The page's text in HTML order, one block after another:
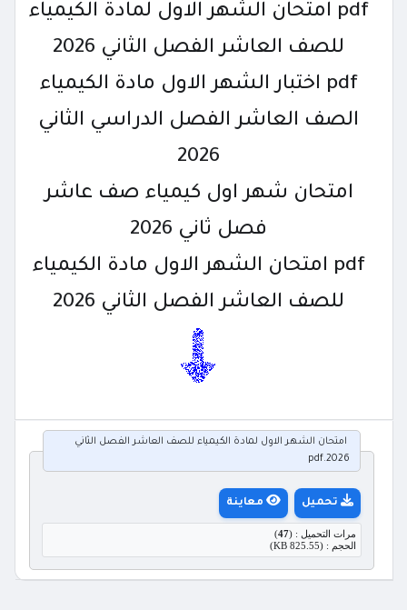
pdf امتحان الشهر الاول لمادة الكيمياء
للصف العاشر الفصل الثاني 2026
pdf اختبار الشهر الاول مادة الكيمياء
الصف العاشر الفصل الدراسي الثاني
2026
امتحان شهر اول كيمياء صف عاشر
فصل ثاني 2026
pdf امتحان الشهر الاول مادة الكيمياء
للصف العاشر الفصل الثاني 2026
امتحان الشهر الاول لمادة الكيمياء للصف العاشر الفصل الثاني
2026.pdf
تحميل معاينة
مرات التحميل : (47
)
الحجم : (825.55 KB)